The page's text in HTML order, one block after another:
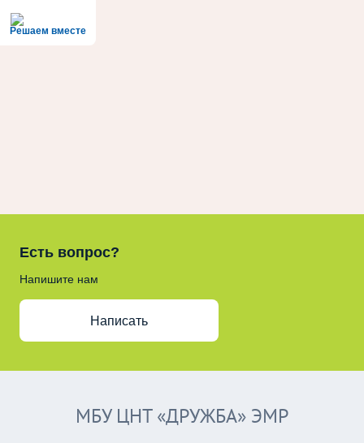
Решаем вместе
Есть вопрос?
Напишите нам
Написать
МБУ ЦНТ «ДРУЖБА» ЭМР